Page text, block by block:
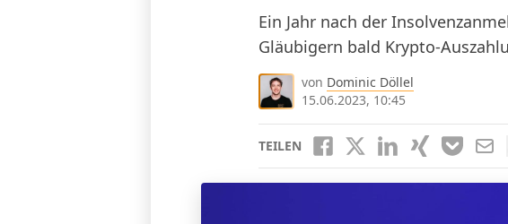
Ein Jahr nach der
Gläubigern bald Krypto-
von Dominic Döllel
15.06.2023, 10:45
TEILEN